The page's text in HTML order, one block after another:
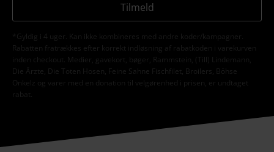
Tilmeld
*Gyldig i 4 uger. Kan ikke kombineres med andre koder/kampagner.
Rabatten fratrækkes efter korrekt indløsning af rabatkoden i varekurven
inden checkout. Medier, gavekort, bøger, Rammstein, (Till) Lindemann,
Die Ärzte, Die Toten Hosen, Feine Sahne Fischfilet, Broilers, Böhse
Onkelz og varer med en donation til velgørenhed i prisen, er undtaget
rabat.